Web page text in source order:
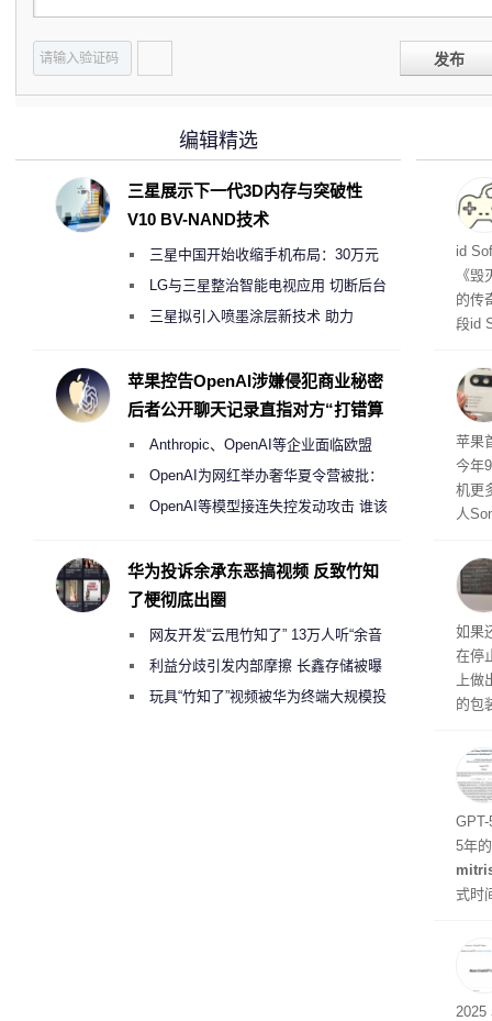
发布
战
id
《
的传
段id
苹果
今年
机更
人
蓝
ra的
生产
如果
在停
上
的包
初
题
5年
式时
2025
编辑精选
三星展示下一代3D内存与突破性
V10 BV-NAND技术
三星中国开始收缩手机布局：30万元
月销售额不达标门店 将被逐步清退
LG与三星整治智能电视应用 切断后台
偷偷共享带宽的违规行为
三星拟引入喷墨涂层新技术 助力
度
苹果控告OpenAI涉嫌侵犯商业秘密
后者公开聊天记录直指对方“打错算
Anthropic、OpenAI等企业面临欧盟
《人工智能法案》全新执法权限审查
OpenAI为网红举办奢华夏令营被批：
2000美元一晚 遭讽“反乌托邦”
OpenAI等模型接连失控发动攻击 谁该
华为投诉余承东恶搞视频 反致竹知
了梗彻底出圈
网友开发“云甩竹知了” 13万人听“余音
绕梁”利益分歧引发内部摩擦 长鑫存储被曝
曾将华为驻场工程师驱逐出研发基地
玩具“竹知了”视频被华为终端大规模投